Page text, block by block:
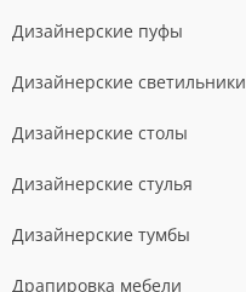
Дизайнерские пуфы
Дизайнерские светильники
Дизайнерские столы
Дизайнерские стулья
Дизайнерские тумбы
Драпировка мебели